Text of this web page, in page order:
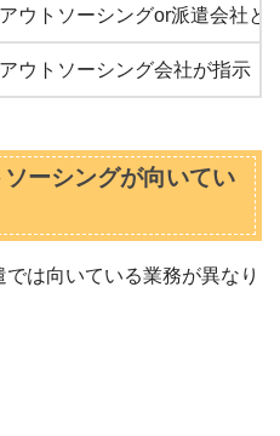
アウトソーシングor派遣会社と
アウトソーシング会社が指示
ーシングが向いてい
は向いている業務が異なり